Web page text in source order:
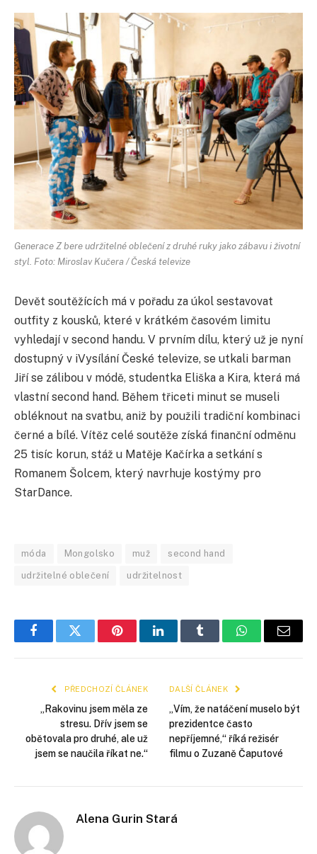
Generace Z bere udržitelné oblečení z druhé ruky jako zábavu i životní
styl. Foto: Miroslav Kučera / Česká televize
Devět soutěžících má v pořadu za úkol sestavovat
outfity z kousků, které v krátkém časovém limitu
vyhledají v second handu. V prvním dílu, který už je nyní
dostupný v iVysílání České televize, se utkali barman
Jiří se zálibou v módě, studentka Eliška a Kira, která má
vlastní second hand. Během třiceti minut se museli
obléknout na svatbu, aniž by použili tradiční kombinaci
černé a bílé. Vítěz celé soutěže získá finanční odměnu
25 tisíc korun, stáž u Matěje Kačírka a setkání s
Romanem Šolcem, který navrhuje kostýmy pro
StarDance.
móda Mongolsko muž second hand
udržitelné oblečení udržitelnost
FacebookTwitter PinterestLinkedInTumblr WhatsApp
E-
PŘEDCHOZÍ ČLÁNEK
„Rakovinu jsem měla ze
stresu. Dřív jsem se
obětovala pro druhé, ale už
jsem se naučila říkat ne.“
DALŠÍ ČLÁNEK
„Vím, že natáčení muselo být
prezidentce často
nepříjemné,“ říká režisér
filmu o Zuzaně Čaputové
Alena Gurin Stará